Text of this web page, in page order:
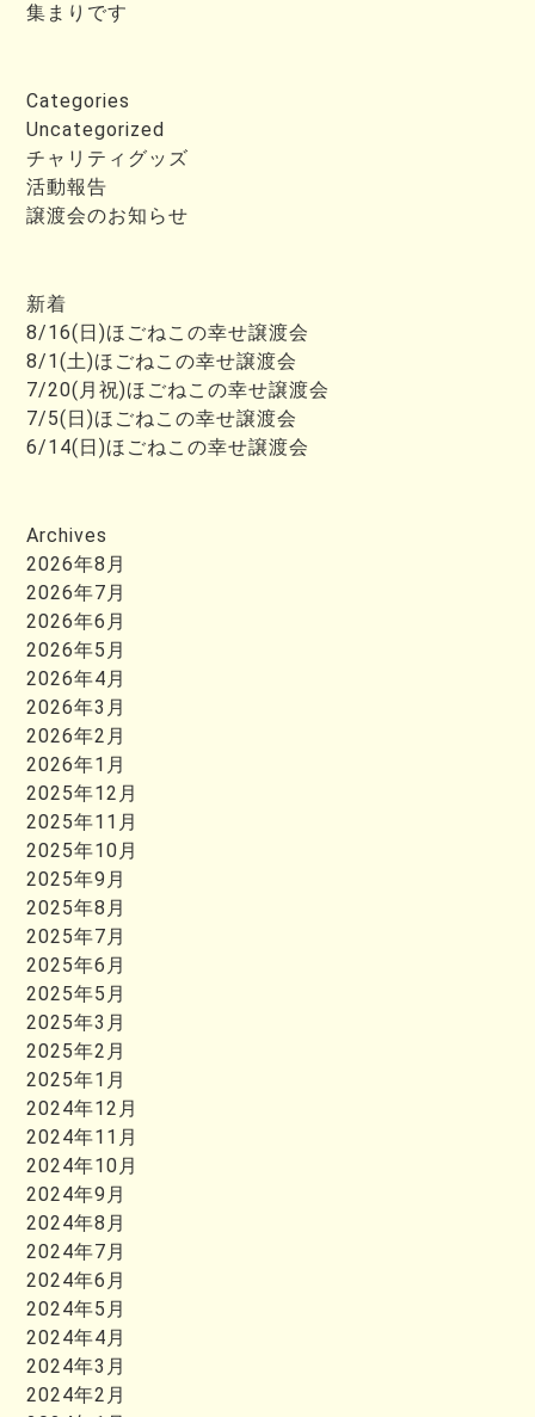
集まりです
Categories
Uncategorized
チャリティグッズ
活動報告
譲渡会のお知らせ
新着
8/16(日)ほごねこの幸せ譲渡会
8/1(土)ほごねこの幸せ譲渡会
7/20(月祝)ほごねこの幸せ譲渡会
7/5(日)ほごねこの幸せ譲渡会
6/14(日)ほごねこの幸せ譲渡会
Archives
2026年8月
2026年7月
2026年6月
2026年5月
2026年4月
2026年3月
2026年2月
2026年1月
2025年12月
2025年11月
2025年10月
2025年9月
2025年8月
2025年7月
2025年6月
2025年5月
2025年3月
2025年2月
2025年1月
2024年12月
2024年11月
2024年10月
2024年9月
2024年8月
2024年7月
2024年6月
2024年5月
2024年4月
2024年3月
2024年2月